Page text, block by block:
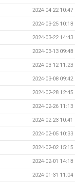
2024-04-22 10:47
2024-03-25 10:18
2024-03-22 14:43
2024-03-13 09:48
2024-03-12 11:23
2024-03-08 09:42
2024-02-28 12:45
2024-02-26 11:13
2024-02-23 10:41
2024-02-05 10:33
2024-02-02 15:15
2024-02-01 14:18
2024-01-31 11:04